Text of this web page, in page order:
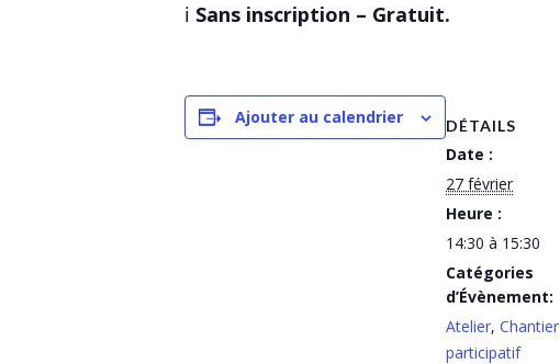
ℹ️ Sans inscription – Gratuit.
Ajouter au calendrier DÉTAILS
Date :
27 février
Heure :
14:30 à 15:30
Catégories
d’Évènement:
Atelier, Chantier
participatif